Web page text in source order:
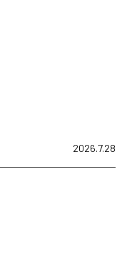
2026.7.28